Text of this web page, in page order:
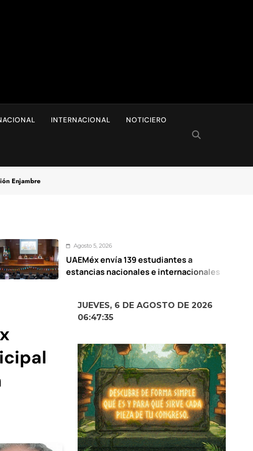
INTERNACIONAL NOTICIERO
Enjambre
Agosto 5, 2026
UAEMéx envía 139 estudiantes a
estancias nacionales e internacionales
JUEVES, 6 DE AGOSTO DE 2026
06:47:37